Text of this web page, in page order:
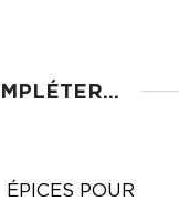
ÉPICES POUR